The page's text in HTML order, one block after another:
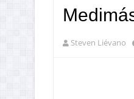
Steven Liévano